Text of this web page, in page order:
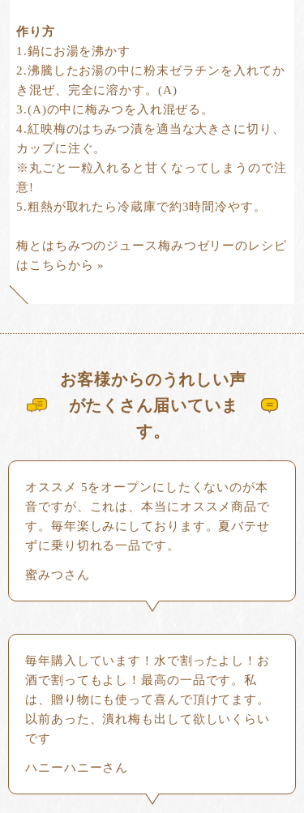
作り方
1.鍋にお湯を沸かす
2.沸騰したお湯の中に粉末ゼラチンを入れてか
き混ぜ、完全に溶かす。(A)
3.(A)の中に梅みつを入れ混ぜる。
4.紅映梅のはちみつ漬を適当な大きさに切り、
カップに注ぐ。
※丸ごと一粒入れると甘くなってしまうので注
意!
5.粗熱が取れたら冷蔵庫で約3時間冷やす。
梅とはちみつのジュース梅みつゼリーのレシピ
はこちらから »
お客様からのうれしい声
がたくさん届いていま
す。
オススメ 5をオープンにしたくないのが本
音ですが、これは、本当にオススメ商品で
す。毎年楽しみにしております。夏バテせ
ずに乗り切れる一品です。
蜜みつさん
毎年購入しています！水で割ったよし！お
酒で割ってもよし！最高の一品です。私
は、贈り物にも使って喜んで頂けてます。
以前あった、潰れ梅も出して欲しいくらい
です
ハニーハニーさん